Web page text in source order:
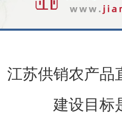
江苏供销农产品
建设目标